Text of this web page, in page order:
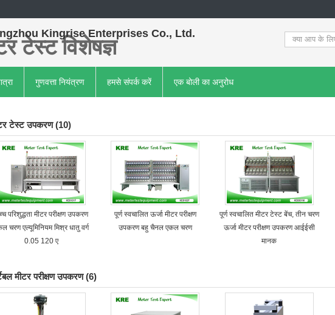
Kingrise Enterprises Co., Ltd.
टेस्ट विशेषज्ञ
गुणवत्ता नियंत्रण हमसे संपर्क करें एक बोली का अनुरोध
टेस्ट उपकरण (10)
परिशुद्धता मीटर परीक्षण उपकरण
चरण एल्यूमिनियम मिश्र धातु वर्ग
0.05 120 ए
पूर्ण स्वचालित ऊर्जा मीटर परीक्षण
उपकरण बहु चैनल एकल चरण
पूर्ण स्वचालित मीटर टेस्ट बेंच, तीन चरण
ऊर्जा मीटर परीक्षण उपकरण आईईसी
मानक
मीटर परीक्षण उपकरण (6)